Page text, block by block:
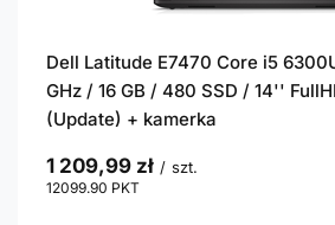
Dell Latitude E7470 Core i5
GHz / 16 GB / 480 SSD / 14''
(Update) + kamerka
1 209,99 zł / szt.
12099.90 PKT